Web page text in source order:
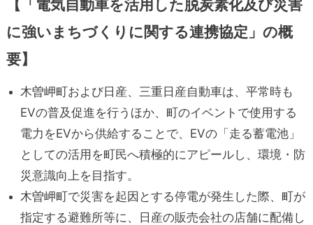
【「電気自動車を活用した脱炭素化及び災害
に強いまちづくりに関する連携協定」の概
要】
木曽岬町および日産、三重日産自動車は、平常時も
EVの普及促進を行うほか、町のイベントで使用する
電力をEVから供給することで、EVの「走る蓄電池」
としての活用を町民へ積極的にアピールし、環境・防
災意識向上を目指す。
木曽岬町で災害を起因とする停電が発生した際、町が
指定する避難所等に、日産の販売会社の店舗に配備し